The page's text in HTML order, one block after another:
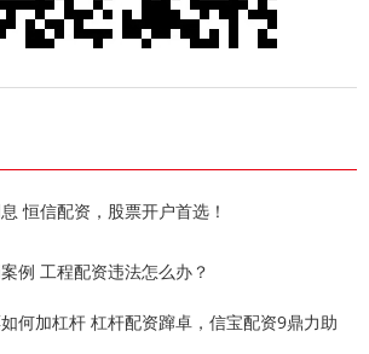
恒信配资，股票开户首选！
例 工程配资违法怎么办？
何加杠杆 杠杆配资蹿卓，信宝配资9鼎力助